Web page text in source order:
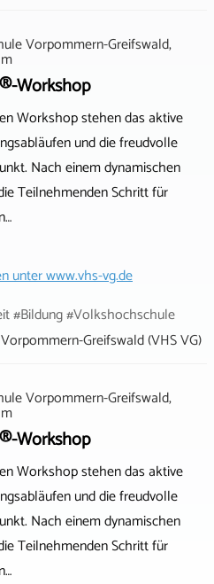
Vorpommern-Greifswald,
Workshop
Workshop stehen das aktive
und die freudvolle
Nach einem dynamischen
Teilnehmenden Schritt für
unterwww.vhs-vg.de
#Bildung #Volkshochschule
Greifswald (VHS VG)
Vorpommern-Greifswald,
Workshop
Workshop stehen das aktive
und die freudvolle
Nach einem dynamischen
Teilnehmenden Schritt für